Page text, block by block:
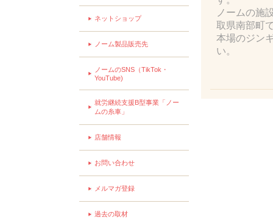
ノームの施
取県南部町
本場のジン
い。
ネットショップ
ノーム製品販売先
ノームのSNS（TikTok・
YouTube)
就労継続支援B型事業「ノー
ムの糸車」
店舗情報
お問い合わせ
メルマガ登録
過去の取材